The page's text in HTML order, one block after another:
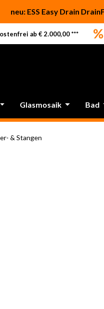
neu: ESS Easy Drain
ab € 2.000,00 ***
Glasmosaik Bad
& Stangen